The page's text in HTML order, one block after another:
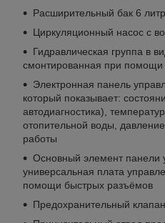
Расширительный бак 6
Циркуляционный насос с
Гидравлическая группа в
смонтированная при
Электронная панель
который показывает:
автодиагностика),
отопительной воды,
работы
Основный элемент панели
универсальная плата
помощи быстрых разъёмов
Предохранительный